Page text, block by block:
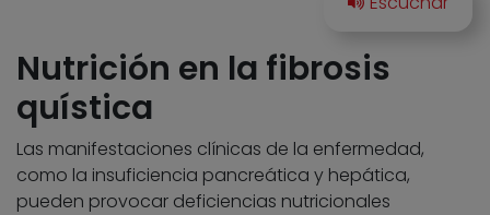
Nutrición en la fibrosis
quística
Las manifestaciones clínicas de la enfermedad,
como la insuficiencia pancreática y hepática,
pueden provocar deficiencias nutricionales